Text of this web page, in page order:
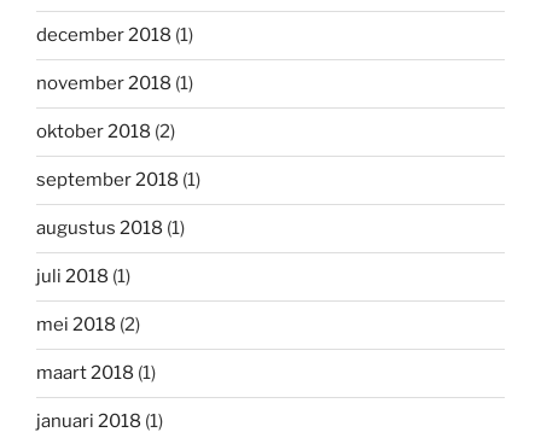
december 2018 (1)
november 2018 (1)
oktober 2018 (2)
september 2018 (1)
augustus 2018 (1)
juli 2018 (1)
mei 2018 (2)
maart 2018 (1)
januari 2018 (1)